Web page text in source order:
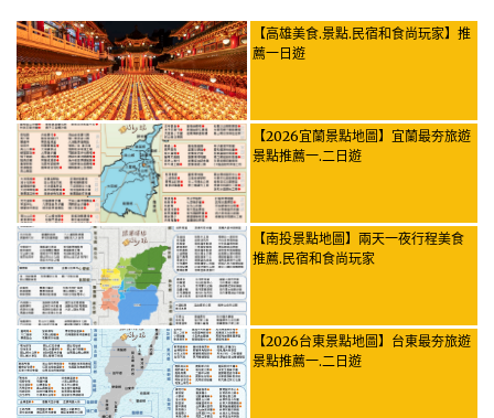
【高雄美食.景點.民宿和食尚玩家】推
薦一日遊
【2026宜蘭景點地圖】宜蘭最夯旅遊
景點推薦一.二日遊
【南投景點地圖】兩天一夜行程美食
推薦.民宿和食尚玩家
【2026台東景點地圖】台東最夯旅遊
景點推薦一.二日遊